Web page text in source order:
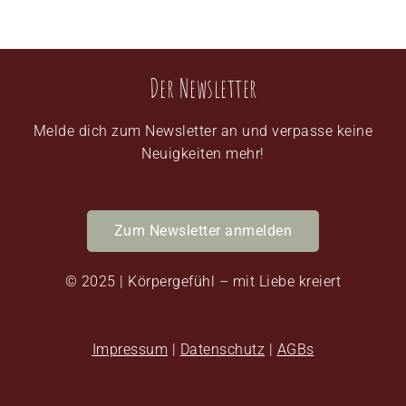
Der Newsletter
Melde dich zum Newsletter an und verpasse keine
Neuigkeiten mehr!
Zum Newsletter anmelden
© 2025 | Körpergefühl – mit Liebe kreiert
Impressum | Datenschutz | AGBs